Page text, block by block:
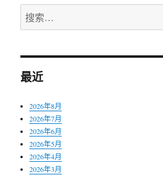
搜
索：
最近
2026年8月
2026年7月
2026年6月
2026年5月
2026年4月
2026年3月